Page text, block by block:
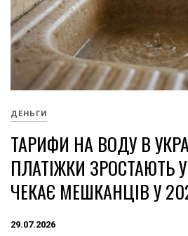
ДЕНЬГИ
ТАРИФИ НА ВОДУ В
ПЛАТІЖКИ ЗРОСТАЮТЬ
ЧЕКАЄ МЕШКАНЦІВ У
29.07.2026